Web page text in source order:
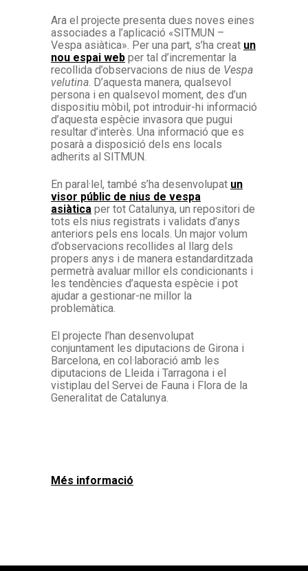
Ara el projecte presenta dues noves eines
associades a l’aplicació «SITMUN –
Vespa asiàtica». Per una part, s’ha creat un
nou espai web per tal d’incrementar la
recollida d’observacions de nius de Vespa
velutina . D’aquesta manera, qualsevol
persona i en qualsevol moment, des d’un
dispositiu mòbil, pot introduir-hi informació
d’aquesta espècie invasora que pugui
resultar d’interès. Una informació que es
posarà a disposició dels ens locals
adherits al SITMUN.
En paral·lel, també s’ha desenvolupat un
visor públic de nius de vespa
asiàtica per tot Catalunya, un repositori de
tots els nius registrats i validats d’anys
anteriors pels ens locals. Un major volum
d’observacions recollides al llarg dels
propers anys i de manera estandarditzada
permetrà avaluar millor els condicionants i
les tendències d’aquesta espècie i pot
ajudar a gestionar-ne millor la
problemàtica.
El projecte l’han desenvolupat
conjuntament les diputacions de Girona i
Barcelona, en col·laboració amb les
diputacions de Lleida i Tarragona i el
vistiplau del Servei de Fauna i Flora de la
Generalitat de Catalunya.
Més informació